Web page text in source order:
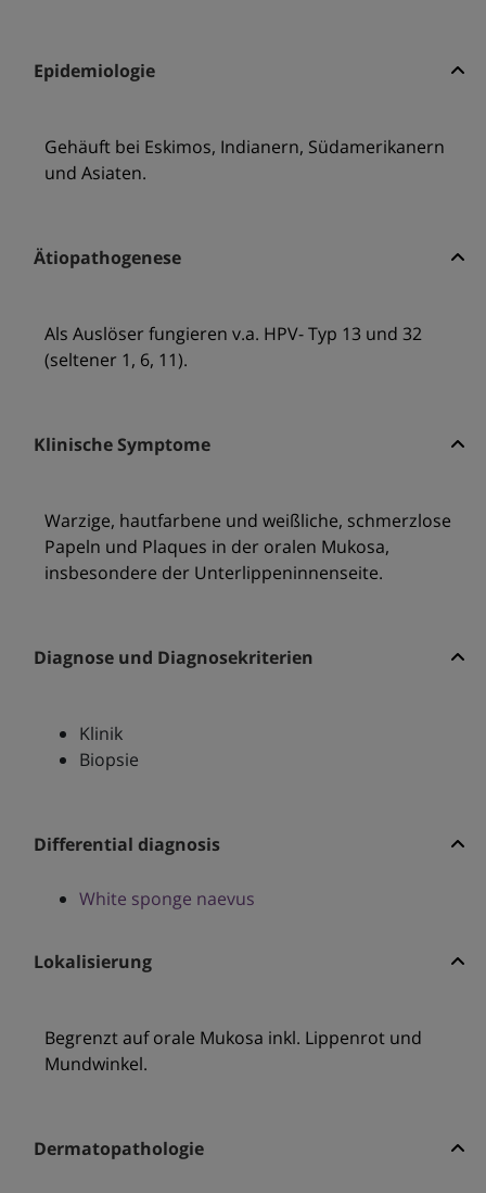
Epidemiologie
Gehäuft bei Eskimos, Indianern, Südamerikanern
und Asiaten.
Ätiopathogenese
Als Auslöser fungieren v.a. HPV- Typ 13 und 32
(seltener 1, 6, 11).
Klinische Symptome
Warzige, hautfarbene und weißliche, schmerzlose
Papeln und Plaques in der oralen Mukosa,
insbesondere der Unterlippeninnenseite.
Diagnose und Diagnosekriterien
Klinik
Biopsie
Differential diagnosis
White sponge naevus
Lokalisierung
Begrenzt auf orale Mukosa inkl. Lippenrot und
Mundwinkel.
Dermatopathologie